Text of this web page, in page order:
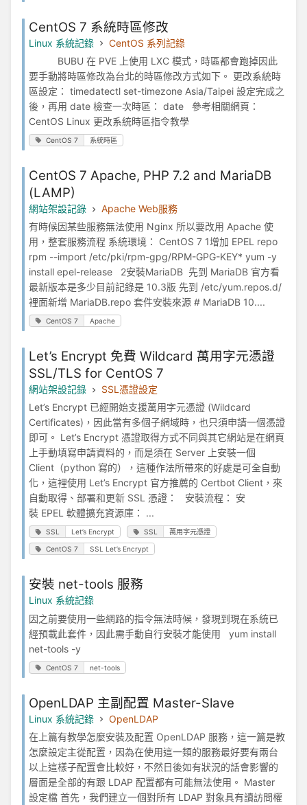
CentOS 7 系統時區修改
Linux 系統記錄
CentOS 系列記錄
BUBU 在 PVE 上使用 LXC 模式，時區都會跑掉因此
要手動將時區修改為台北的時區修改方式如下。 更改系統時
區設定： timedatectl set-timezone Asia/Taipei 設定完成之
後，再用 date 檢查一次時區： date 參考相關網頁：
CentOS Linux 更改系統時區指令教學
CentOS 7 系統時區
CentOS 7 Apache, PHP 7.2 and MariaDB
(LAMP)
網站架設記錄
Apache Web服務
有時候因某些服務無法使用 Nginx 所以要改用 Apache 使
用，整套服務流程 系統環境： CentOS 7 1增加 EPEL repo
rpm --import /etc/pki/rpm-gpg/RPM-GPG-KEY* yum -y
install epel-release 2安裝MariaDB 先到 MariaDB 官方看
最新版本是多少目前記錄是 10.3版 先到 /etc/yum.repos.d/
裡面新增 MariaDB.repo 套件安裝來源 # MariaDB 10....
CentOS 7 Apache
Let’s Encrypt 免費 Wildcard 萬用字元憑證
SSL/TLS for CentOS 7
網站架設記錄
SSL憑證設定
Let’s Encrypt 已經開始支援萬用字元憑證 (Wildcard
Certificates)，因此當有多個子網域時，也只須申請一個憑證
即可。 Let’s Encrypt 憑證取得方式不同與其它網站是在網頁
上手動填寫申請資料的，而是須在 Server 上安裝一個
Client（python 寫的），這種作法所帶來的好處是可全自動
化，這裡使用 Let’s Encrypt 官方推薦的 Certbot Client，來
自動取得、部署和更新 SSL 憑證： 安裝流程： 安
裝 EPEL 軟體擴充資源庫： ...
SSL Let’s Encrypt SSL 萬用字元憑證
CentOS 7 SSL Let’s Encrypt
安裝 net-tools 服務
Linux 系統記錄
因之前要使用一些網路的指令無法時候，發現到現在系統已
經預載此套件，因此需手動自行安裝才能使用 yum install
net-tools -y
CentOS 7 net-tools
OpenLDAP 主副配置 Master-Slave
Linux 系統記錄
OpenLDAP
在上篇有教學怎麼安裝及配置 OpenLDAP 服務，這一篇是教
怎麼設定主從配置，因為在使用這一類的服務最好要有兩台
以上這樣子配置會比較好，不然日後如有狀況的話會影響的
層面是全部的有跟 LDAP 配置都有可能無法使用。 Master
設定檔 首先，我們建立一個對所有 LDAP 對象具有讀訪問權